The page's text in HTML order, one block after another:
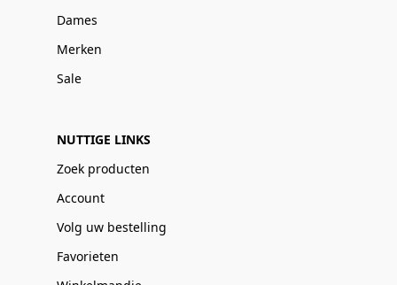
Dames
Merken
Sale
NUTTIGE LINKS
Zoek producten
Account
Volg uw bestelling
Favorieten